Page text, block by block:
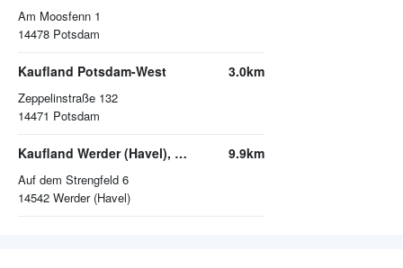
Am Moosfenn 1
14478 Potsdam
Kaufland Potsdam-West
Zeppelinstraße 132
14471 Potsdam
3.0km
Kaufland Werder (Havel), Werderpark
Auf dem Strengfeld 6
14542 Werder (Havel)
9.9km